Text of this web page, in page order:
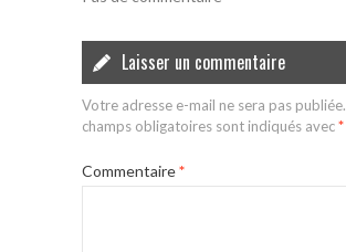
Laisser un commentaire
Votre adresse e-mail ne sera pas publiée.
champs obligatoires sont indiqués avec*
Commentaire*